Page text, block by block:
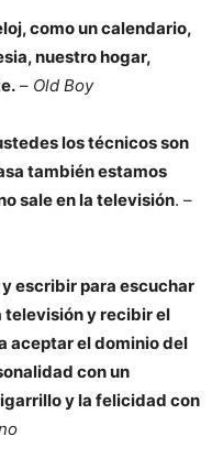
como un calendario,
nuestro hogar,
– Old Boy
los técnicos son
también estamos
sale en la televisión. –
escribir para escuchar
televisión y recibir el
aceptar el dominio del
con un
y la felicidad con